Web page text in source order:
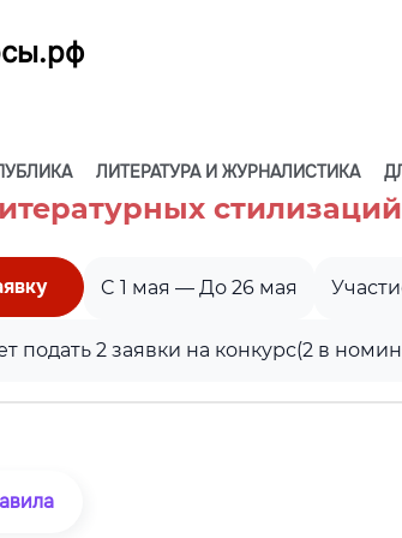
ЛИТЕРАТУРА И ЖУРНАЛИСТИКА
C 1 мая — До 26 мая
подать 2 заявки на конкурс(2 в